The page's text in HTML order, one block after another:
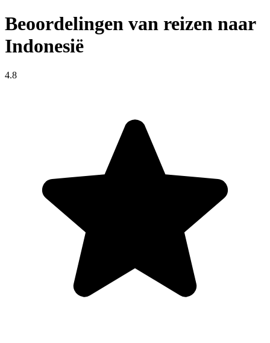
Beoordelingen van reizen naar
Indonesië
4.8